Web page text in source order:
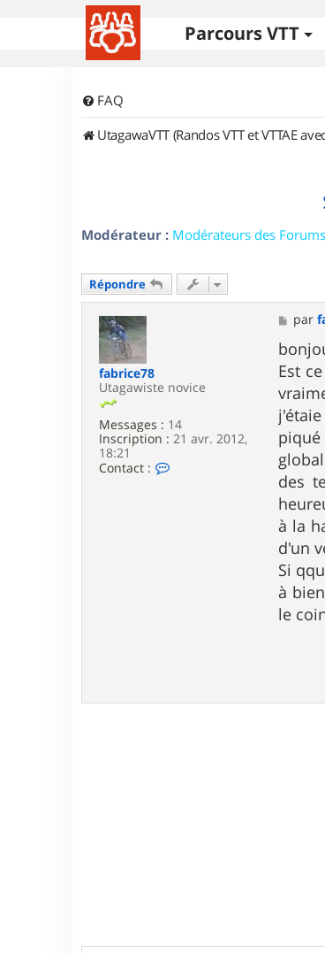
Parcours VTT
FAQ
UtagawaVTT (Randos VTT et VTTAE
Modérateur : Modérateurs des Forums
Répondre
fabrice78
Utagawiste novice
Messages : 14
Inscription : 21 avr. 2012,
18:21
Contact :
8
M
e
s
s
a
g
e
par
Est
des
à la
d'un
Si
à
le